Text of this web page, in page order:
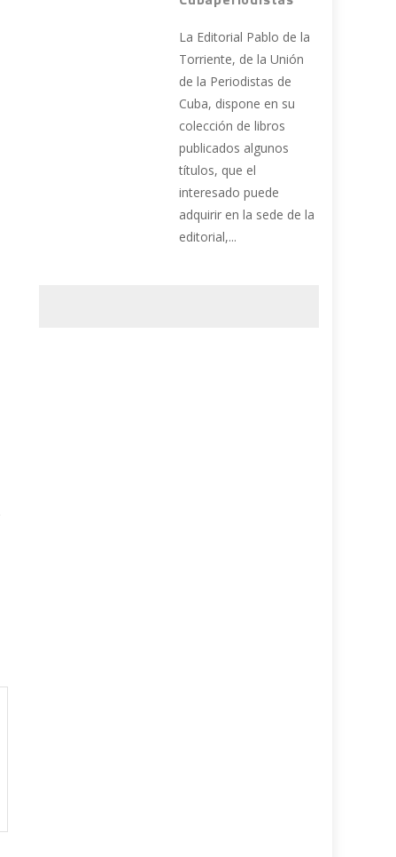
La Editorial Pablo de la
Torriente, de la Unión
de la Periodistas de
Cuba, dispone en su
colección de libros
publicados algunos
títulos, que el
interesado puede
adquirir en la sede de la
editorial,...